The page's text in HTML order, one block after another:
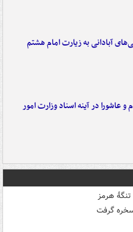
آبادانی به زیارت امام هشتم
عاشورا در آینه اسناد وزارت امور
هرمز
سخره گرفت